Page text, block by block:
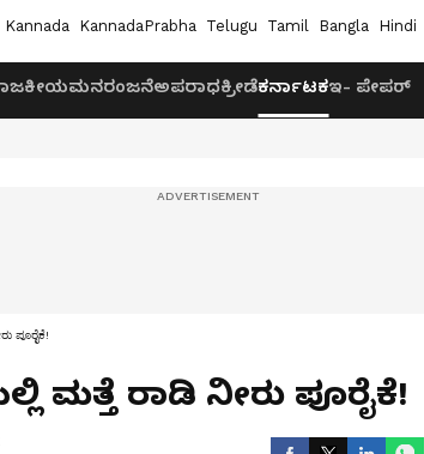
Kannada KannadaPrabha Telugu Tamil Bangla Hindi
ಮನರಂಜನೆಅಪರಾಧಕ್ರೀಡೆಕರ್ನಾಟಕಇ- ಪೇಪರ್
ಪೂರೈಕೆ!
ಮತ್ತೆ ರಾಡಿ ನೀರು ಪೂರೈಕೆ!